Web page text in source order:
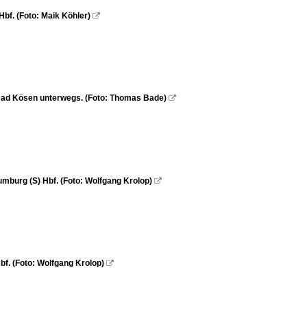
(Foto: Maik Köhler) 
Kösen unterwegs. (Foto: Thomas Bade) 
(S) Hbf. (Foto: Wolfgang Krolop) 
(Foto: Wolfgang Krolop) 